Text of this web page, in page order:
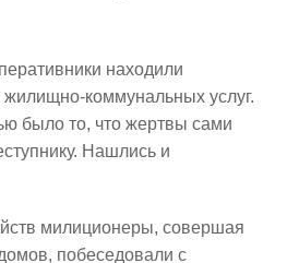
находили
жилищно-коммунальных услуг.
было то, что жертвы сами
Нашлись и
милиционеры, совершая
побеседовали с